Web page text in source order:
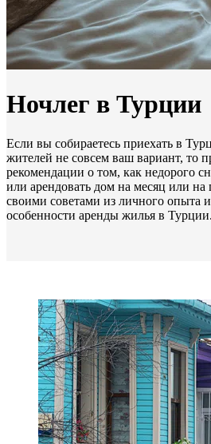
Ночлег в Турции
Если вы собираетесь приехать в
жителей не совсем ваш вариант, то
рекомендации о том, как недорого
или арендовать дом на месяц или
своими советами из личного опыта
особенности аренды жилья в Турции.